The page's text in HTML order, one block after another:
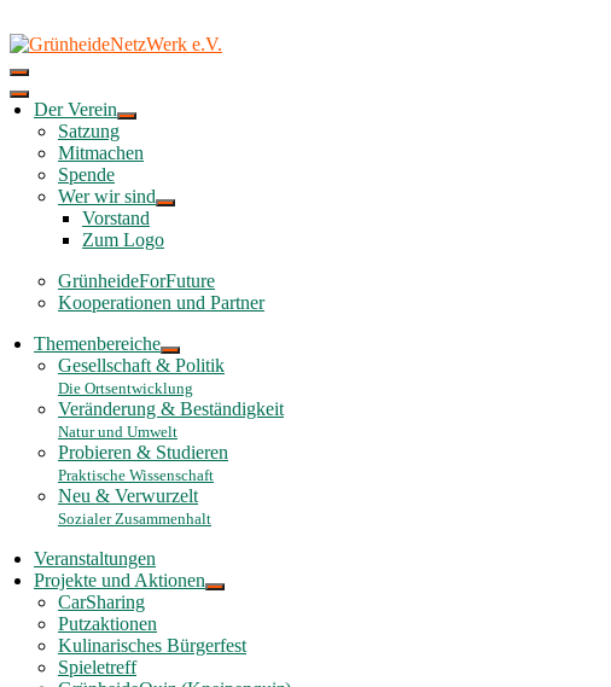
to
Der Verein
Satzung
Mitmachen
Spende
Wer wir sind
Vorstand
Zum Logo
GrünheideForFuture
Kooperationen und Partner
Themenbereiche
Gesellschaft & Politik
Die Ortsentwicklung
Veränderung & Beständigkeit
Natur und Umwelt
Probieren & Studieren
Praktische Wissenschaft
Neu & Verwurzelt
Sozialer Zusammenhalt
Veranstaltungen
Projekte und Aktionen
CarSharing
Putzaktionen
Kulinarisches Bürgerfest
Spieletreff